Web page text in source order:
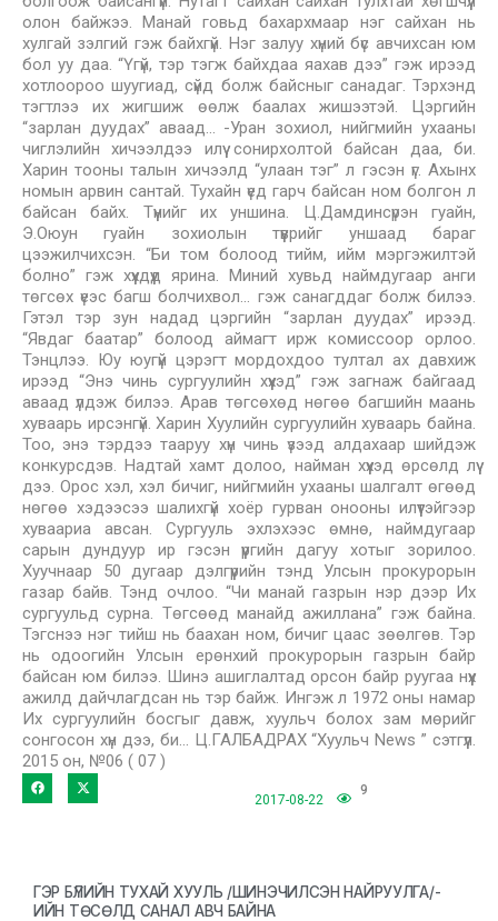
2017-08-22
9
ГЭР БҮЛИЙН ТУХАЙ ХУУЛЬ /ШИНЭЧИЛСЭН НАЙРУУЛГА/-
ИЙН ТӨСӨЛД САНАЛ АВЧ БАЙНА